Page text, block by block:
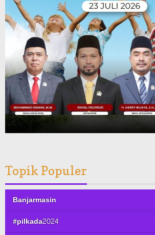
Topik Populer
Banjarmasin
#pilkada2024